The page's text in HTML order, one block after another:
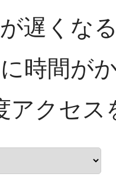
遅くな
時間が
アクセス